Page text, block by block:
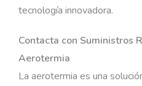
tecnología innovadora.
Contacta con Suministros
Aerotermia
La aerotermia es una